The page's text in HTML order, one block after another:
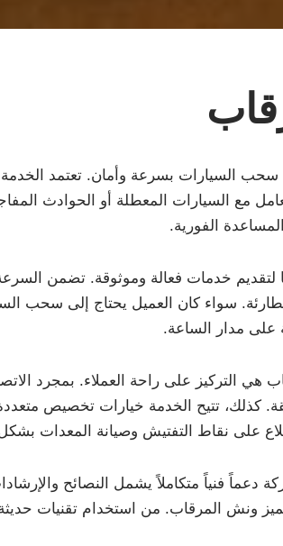
السيارات بسرعة وأمان. تعتمد
مع السيارات المعطلة أو الحوادث
الفورية.
خدمات فعالة وموثوقة. تضمن
سواء كان العميل يحتاج إلى سحب
على مدار الساعة.
كذلك، تتيح الخدمة خيارات تخصيص
على نقاط التفتيش وصيانة المعدات بشكل
دعماً فنياً متكاملاً يشمل النصائح
يميز ونش المرقاب. من استخدام تقنيات